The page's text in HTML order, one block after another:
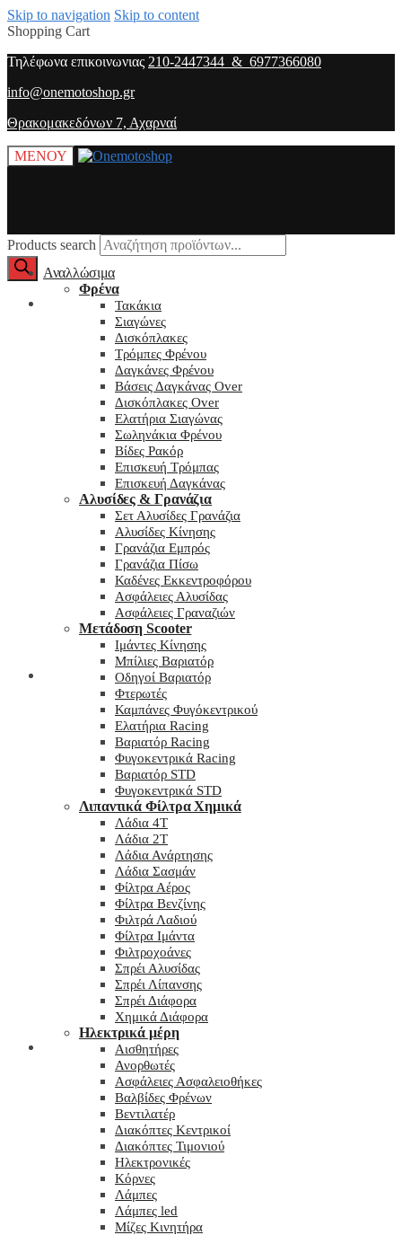
Skip to navigation Skip to content
Shopping Cart
Τηλέφωνα επικοινωνιας 210-2447344 & 6977366080
info@onemotoshop.gr
Θρακομακεδόνων 7, Αχαρναί
ΜΕΝΟΥ
Products search
O λογαριασμός μου
My wishlist
Αναλλώσιμα
Φρένα
Τακάκια
Σιαγώνες
Δισκόπλακες
Τρόμπες Φρένου
Δαγκάνες Φρένου
Βάσεις Δαγκάνας Over
Δισκόπλακες Over
Ελατήρια Σιαγώνας
Σωληνάκια Φρένου
Βίδες Ρακόρ
Επισκευή Τρόμπας
Επισκευή Δαγκάνας
Αλυσίδες & Γρανάζια
Σετ Αλυσίδες Γρανάζια
Αλυσίδες Κίνησης
Γρανάζια Εμπρός
Γρανάζια Πίσω
Καδένες Εκκεντροφόρου
Ασφάλειες Αλυσίδας
Ασφάλειες Γραναζιών
Μετάδοση Scooter
Ιμάντες Κίνησης
Μπίλιες Βαριατόρ
Οδηγοί Βαριατόρ
Φτερωτές
Καμπάνες Φυγόκεντρικού
Ελατήρια Racing
Βαριατόρ Racing
Φυγοκεντρικά Racing
Βαριατόρ STD
Φυγοκεντρικά STD
Λιπαντικά Φίλτρα Χημικά
Λάδια 4T
Λάδια 2T
Λάδια Ανάρτησης
Λάδια Σασμάν
Φίλτρα Αέρος
Φίλτρα Βενζίνης
Φιλτρά Λαδιού
Φίλτρα Ιμάντα
Φιλτροχοάνες
Σπρέι Αλυσίδας
Σπρέι Λίπανσης
Σπρέι Διάφορα
Χημικά Διάφορα
Hλεκτρικά μέρη
Αισθητήρες
Ανορθωτές
Ασφάλειες Ασφαλειοθήκες
Βαλβίδες Φρένων
Βεντιλατέρ
Διακόπτες Κεντρικοί
Διακόπτες Τιμονιού
Ηλεκτρονικές
Κόρνες
Λάμπες
Λάμπες led
Μίζες Κινητήρα